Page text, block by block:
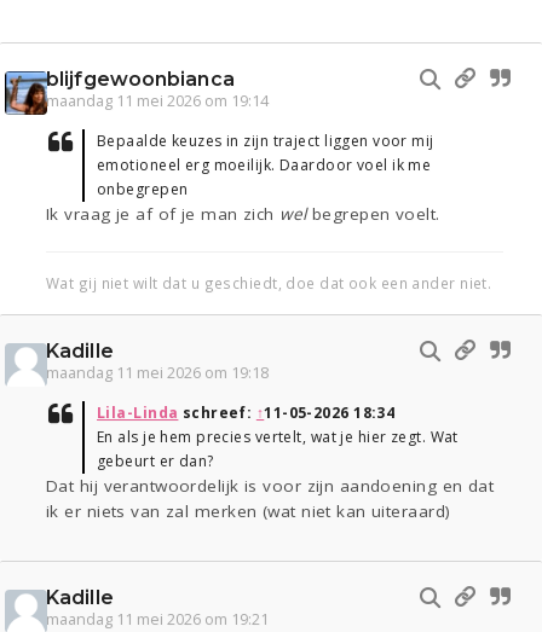
blijfgewoonbianca
maandag 11 mei 2026 om 19:14
Bepaalde keuzes in zijn traject liggen voor mij
emotioneel erg moeilijk. Daardoor voel ik me
onbegrepen
Ik vraag je af of je man zich welbegrepen voelt.
Wat gij niet wilt dat u geschiedt, doe dat ook een ander niet.
Kadille
maandag 11 mei 2026 om 19:18
Lila-Linda schreef: ↑11-05-2026 18:34
En als je hem precies vertelt, wat je hier zegt. Wat
gebeurt er dan?
Dat hij verantwoordelijk is voor zijn aandoening en dat
ik er niets van zal merken (wat niet kan uiteraard)
Kadille
maandag 11 mei 2026 om 19:21